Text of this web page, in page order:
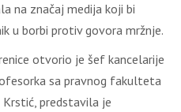
na značaj medija koji bi
u borbi protiv govora mržnje.
otvorio je šef kancelarije
sa pravnog fakulteta
predstavila je